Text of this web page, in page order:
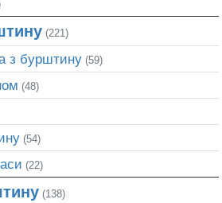
(221)
з бурштину(59)
(48)
(54)
(22)
(138)